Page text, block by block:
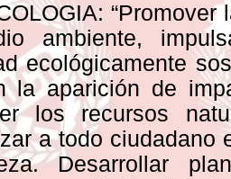
ambiente,
ecológicamente
la aparición de
los recursos
a todo ciudadano
Desarrollar